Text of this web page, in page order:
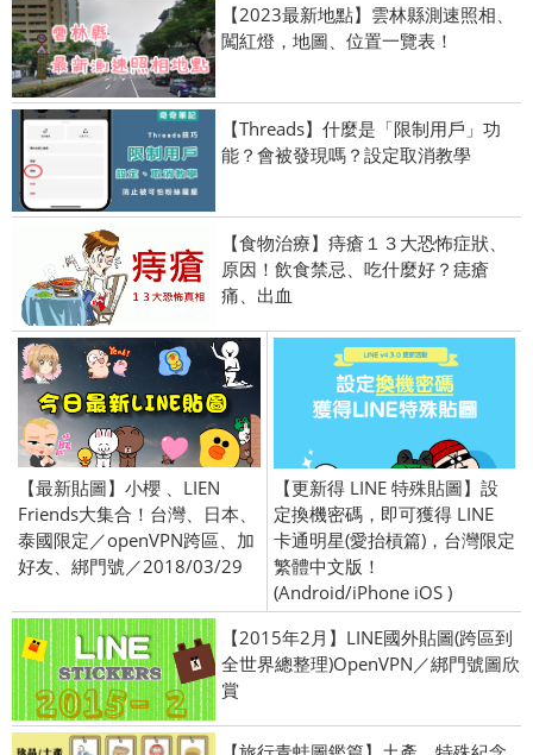
【2023最新地點】雲林縣測速照相、
闖紅燈，地圖、位置一覽表！
【Threads】什麼是「限制用戶」功
能？會被發現嗎？設定取消教學
【食物治療】痔瘡１３大恐怖症狀、
原因！飲食禁忌、吃什麼好？痣瘡
痛、出血
【最新貼圖】小櫻 、LIEN
Friends大集合！台灣、日本、
泰國限定／openVPN跨區、加
好友、綁門號／2018/03/29
【更新得 LINE 特殊貼圖】設
定換機密碼，即可獲得 LINE
卡通明星(愛抬槓篇)，台灣限定
繁體中文版！
(Android/iPhone iOS )
【2015年2月】LINE國外貼圖(跨區到
全世界總整理)OpenVPN／綁門號圖欣
賞